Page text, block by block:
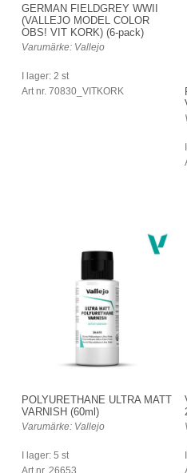
GERMAN FIELDGREY WWII
(VALLEJO MODEL COLOR
OBS! VIT KORK) (6-pack)
Varumärke: Vallejo
I lager: 2 st
Art nr. 70830_VITKORK
POLYURETHANE ULTRA MATT
VARNISH (60ml)
Varumärke: Vallejo
I lager: 5 st
Art nr. 26653